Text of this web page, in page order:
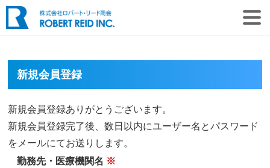
新規会員登録
新規会員登録ありがとうございます。
新規会員登録完了後、数日以内にユーザー名とパスワード
をメールにてお送りします。
勤務先・医療機関名 ※